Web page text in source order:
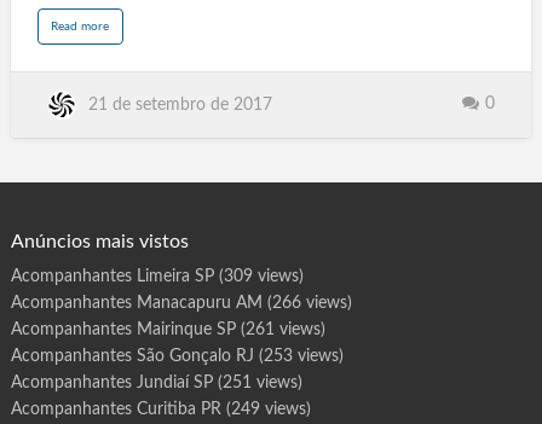
Guararapes SP, Cachoeira Paulista SP, Osvaldo Cruz SP,
Ilhabela SP, Conselheiro Lafaiete MG, Varginha MG, Sabará
MG, Pouso Alegre MG, Patos de Minas MG, Poços de Caldas
Read morea
t
r
e
r
m
a
e
u
é
B
A
21 de setembro de 2017 0
Anúncios mais vistos
Acompanhantes Limeira SP(309 views)
Acompanhantes Manacapuru AM (266 views)
Acompanhantes Mairinque SP(261 views)
Acompanhantes São Gonçalo RJ (253 views)
Acompanhantes Jundiaí SP(251 views)
Acompanhantes Curitiba PR(249 views)